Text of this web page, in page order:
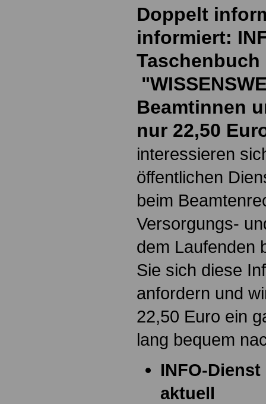
Doppelt
informiert:
Taschenbuch
Beamtinnen
nur 22,50
interessieren
öffentlichen
beim
Versorgungs-
dem Laufenden
Sie sich diese
anfordern und
22,50 Euro ein
lang bequem
INFO-
aktuell